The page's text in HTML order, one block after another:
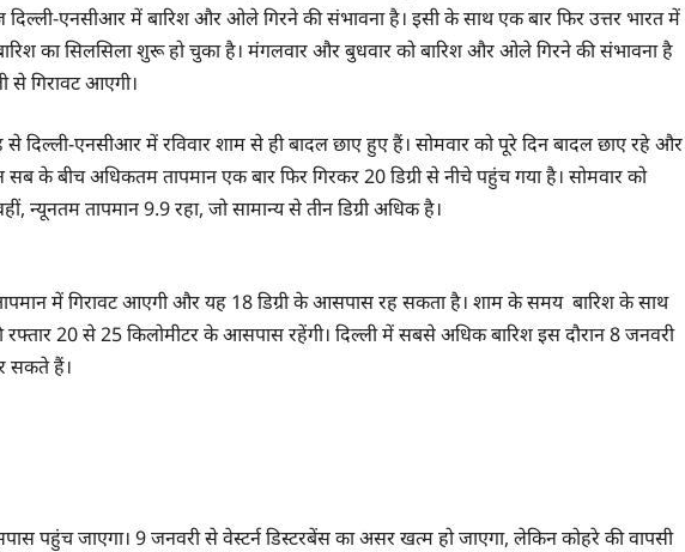
एनसीआर में बारिश और ओले गिरने की संभावना है। इसी के साथ एक बार फिर उत्तर भारत में
का सिलसिला शुरू हो चुका है। मंगलवार और बुधवार को बारिश और ओले गिरने की संभावना है
गिरावट आएगी।
दिल्ली-एनसीआर में रविवार शाम से ही बादल छाए हुए हैं। सोमवार को पूरे दिन बादल छाए रहे और
के बीच अधिकतम तापमान एक बार फिर गिरकर 20 डिग्री से नीचे पहुंच गया है। सोमवार को
न्यूनतम तापमान 9.9 रहा, जो सामान्य से तीन डिग्री अधिक है।
में गिरावट आएगी और यह 18 डिग्री के आसपास रह सकता है। शाम के समय बारिश के साथ
20 से 25 किलोमीटर के आसपास रहेंगी। दिल्ली में सबसे अधिक बारिश इस दौरान 8 जनवरी
सकते हैं।
पहुंच जाएगा। 9 जनवरी से वेस्टर्न डिस्टरबेंस का असर खत्म हो जाएगा, लेकिन कोहरे की वापसी